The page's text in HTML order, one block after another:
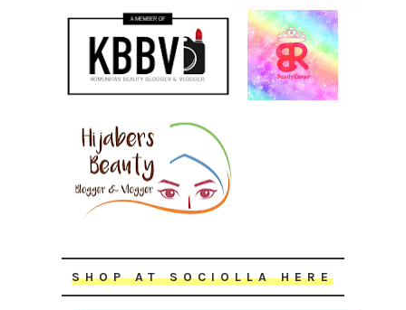
SHOP AT SOCIOLLA HERE